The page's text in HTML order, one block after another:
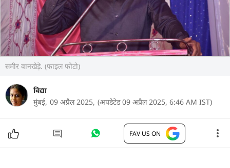
समीर वानखेड़े. (फाइल फोटो)
विद्या
मुंबई, 09 अप्रैल 2025, (अपडेटेड 09 अप्रैल 2025, 6:46 AM IST)
FAV US ON